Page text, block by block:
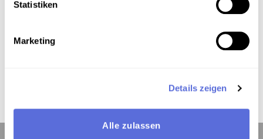
Statistiken
Marketing
Details zeigen
Alle zulassen
Das Medium in Onlineausstellungen
Dieses Medium wird hier verwendet: